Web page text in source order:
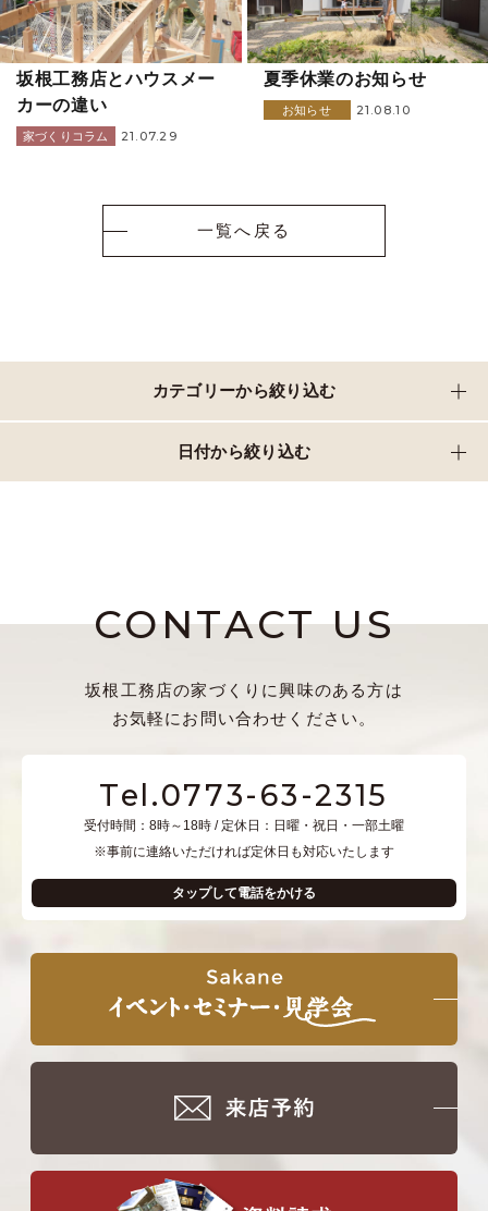
坂根工務店とハウスメー
カーの違い
家づくりコラム 21.07.29
夏季休業のお知らせ
お知らせ 21.08.10
一覧へ戻る
カテゴリーから絞り込む
日付から絞り込む
CONTACT US
坂根工務店の家づくりに興味のある方は
お気軽にお問い合わせください。
Tel.0773-63-2315
受付時間：8時～18時 / 定休日：日曜・祝日・一部土曜
※事前に連絡いただければ定休日も対応いたします
タップして電話をかける